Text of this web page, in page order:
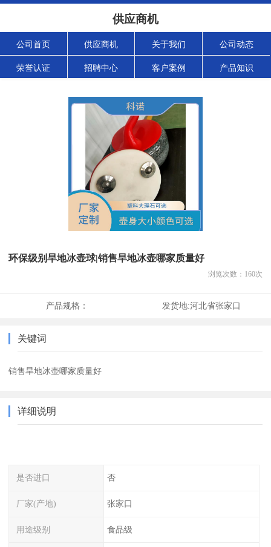
供应商机
公司首页 供应商机 关于我们 公司动态
荣誉认证 招聘中心 客户案例 产品知识
环保级别旱地冰壶球|销售旱地冰壶哪家质量好
浏览次数： 160次
产品规格： 发货地:河北省张家口
关键词
销售旱地冰壶哪家质量好
详细说明
是否进口 否
厂家(产地) 张家口
用途级别 食品级